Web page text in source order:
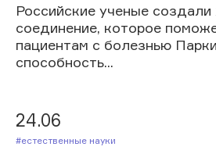
Российские ученые создали
соединение, которое
пациентам с болезнью
способность...
24.06
#Естественные науки